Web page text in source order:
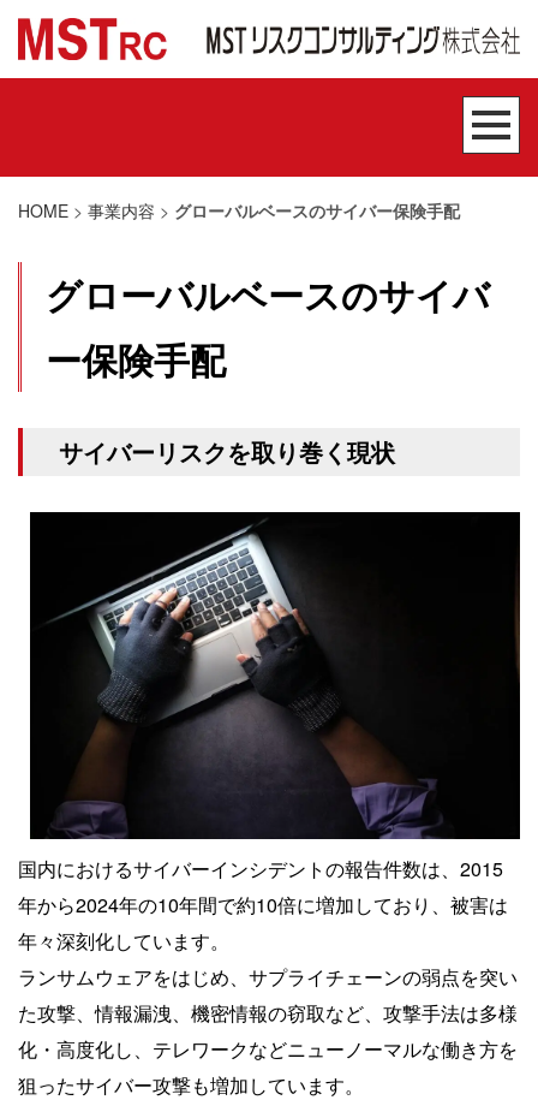
HOME > 事業内容 > グローバルベースのサイバー保険手配
グローバルベースのサイバ
ー保険手配
サイバーリスクを取り巻く現状
国内におけるサイバーインシデントの報告件数は、2015
年から2024年の10年間で約10倍に増加しており、被害は
年々深刻化しています。
ランサムウェアをはじめ、サプライチェーンの弱点を突い
た攻撃、情報漏洩、機密情報の窃取など、攻撃手法は多様
化・高度化し、テレワークなどニューノーマルな働き方を
狙ったサイバー攻撃も増加しています。